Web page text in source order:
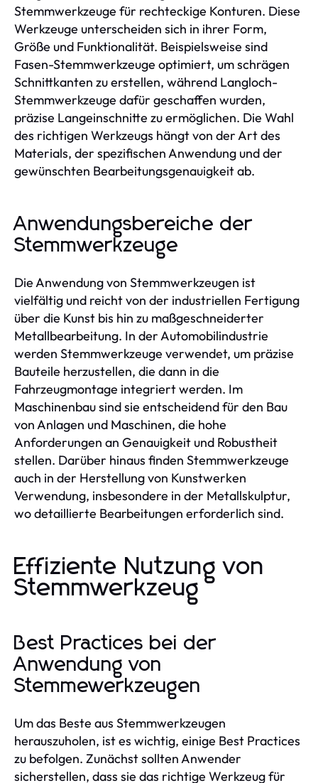
Stemmwerkzeuge für rechteckige Konturen. Diese
Werkzeuge unterscheiden sich in ihrer Form,
Größe und Funktionalität. Beispielsweise sind
Fasen-Stemmwerkzeuge optimiert, um schrägen
Schnittkanten zu erstellen, während Langloch-
Stemmwerkzeuge dafür geschaffen wurden,
präzise Langeinschnitte zu ermöglichen. Die Wahl
des richtigen Werkzeugs hängt von der Art des
Materials, der spezifischen Anwendung und der
gewünschten Bearbeitungsgenauigkeit ab.
Anwendungsbereiche der
Stemmwerkzeuge
Die Anwendung von Stemmwerkzeugen ist
vielfältig und reicht von der industriellen Fertigung
über die Kunst bis hin zu maßgeschneiderter
Metallbearbeitung. In der Automobilindustrie
werden Stemmwerkzeuge verwendet, um präzise
Bauteile herzustellen, die dann in die
Fahrzeugmontage integriert werden. Im
Maschinenbau sind sie entscheidend für den Bau
von Anlagen und Maschinen, die hohe
Anforderungen an Genauigkeit und Robustheit
stellen. Darüber hinaus finden Stemmwerkzeuge
auch in der Herstellung von Kunstwerken
Verwendung, insbesondere in der Metallskulptur,
wo detaillierte Bearbeitungen erforderlich sind.
Effiziente Nutzung von
Stemmwerkzeug
Best Practices bei der
Anwendung von
Stemmewerkzeugen
Um das Beste aus Stemmwerkzeugen
herauszuholen, ist es wichtig, einige Best Practices
zu befolgen. Zunächst sollten Anwender
sicherstellen, dass sie das richtige Werkzeug für